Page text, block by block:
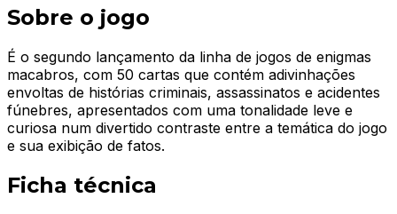
Sobre o jogo
É o segundo lançamento da linha de jogos de enigmas
macabros, com 50 cartas que contém adivinhações
envoltas de histórias criminais, assassinatos e acidentes
fúnebres, apresentados com uma tonalidade leve e
curiosa num divertido contraste entre a temática do jogo
e sua exibição de fatos.
Ficha técnica